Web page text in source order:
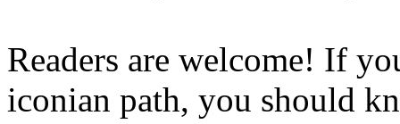
Readers are welcome! If
iconian path, you should